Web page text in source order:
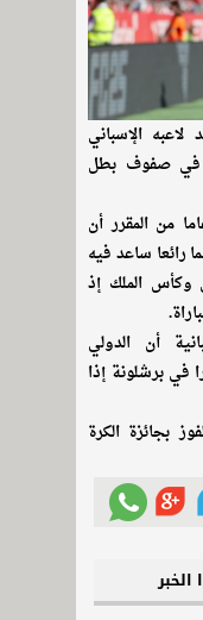
الإسباني
في صفوف بطل
الجناح الأيمن صاحب الـ 17 عاما من المقرر أن
قدم موسما رائعا ساعد فيه
وكأس الملك إذ
أن الدولي
في برشلونة إذا
بجائزة الكرة